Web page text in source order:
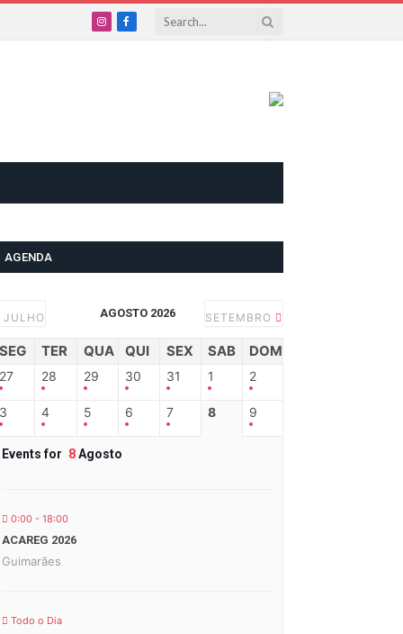
InstagramFacebook
AGENDA
JULHO AGOSTO 2026 SETEMBRO
SEG TER QUA QUI SEX SAB DOM
27 28 29 30 31 1 2
3 4 5 6 7 8 9
Events for 8Agosto
0:00 - 18:00
ACAREG 2026
Guimarães
Todo o Dia